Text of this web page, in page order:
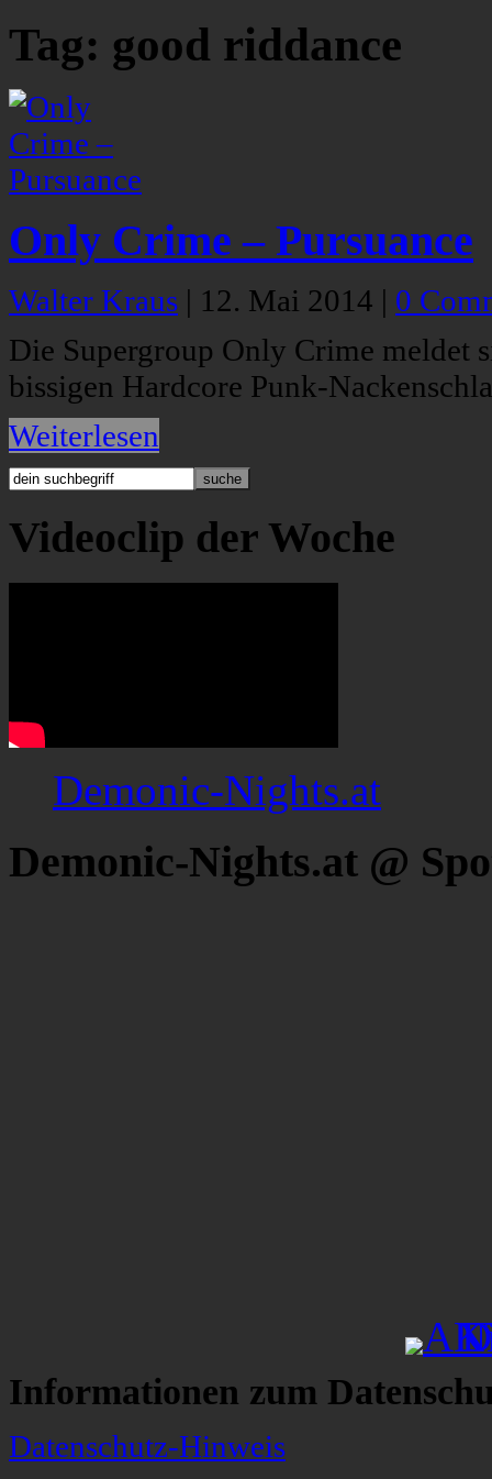
Tag: good riddance
Only Crime – Pursuance
Walter Kraus | 12. Mai 2014 | 0
Die Supergroup Only Crime meldet
bissigen Hardcore Punk-
Weiterlesen
Videoclip der Woche
Demonic-Nights.at
Demonic-Nights.at @
Informationen zum
Datenschutz-Hinweis